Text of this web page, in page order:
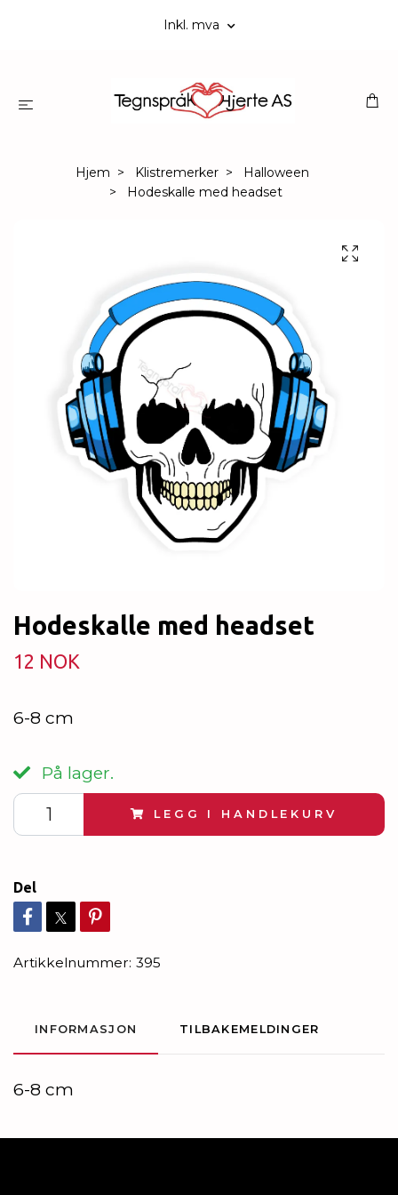
Inkl. mva
Hjem Klistremerker
Halloween
Hodeskalle med headset
Hodeskalle med headset
12 NOK
6-8 cm
På lager.
LEGG I HANDLEKURV
Del
Artikkelnummer: 395
INFORMASJON TILBAKEMELDINGER
6-8 cm